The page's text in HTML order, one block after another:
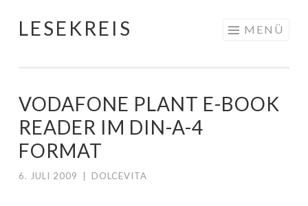
Springe
LESEKREIS MENÜ
VODAFONE PLANT E-BOOK
READER IM DIN-A-4
FORMAT
6. JULI 2009 DOLCEVITA